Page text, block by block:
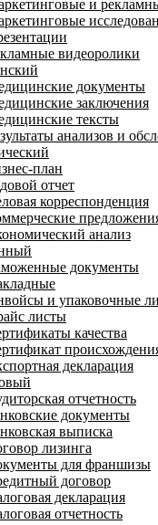
и
видеоролики
документы
заключения
тексты
анализов и
план
отчет
корреспонденция
анализ
документы
и упаковочные
листы
качества
декларация
отчетность
документы
выписка
лизинга
для франшизы
договор
декларация
отчетность